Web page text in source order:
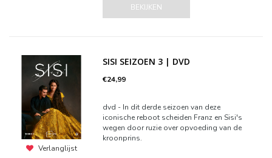
BEKIJKEN
Verlanglijst
SISI SEIZOEN 3 | DVD
€24,99
dvd - In dit derde seizoen van deze
iconische reboot scheiden Franz en Sisi's
wegen door ruzie over opvoeding van de
kroonprins.